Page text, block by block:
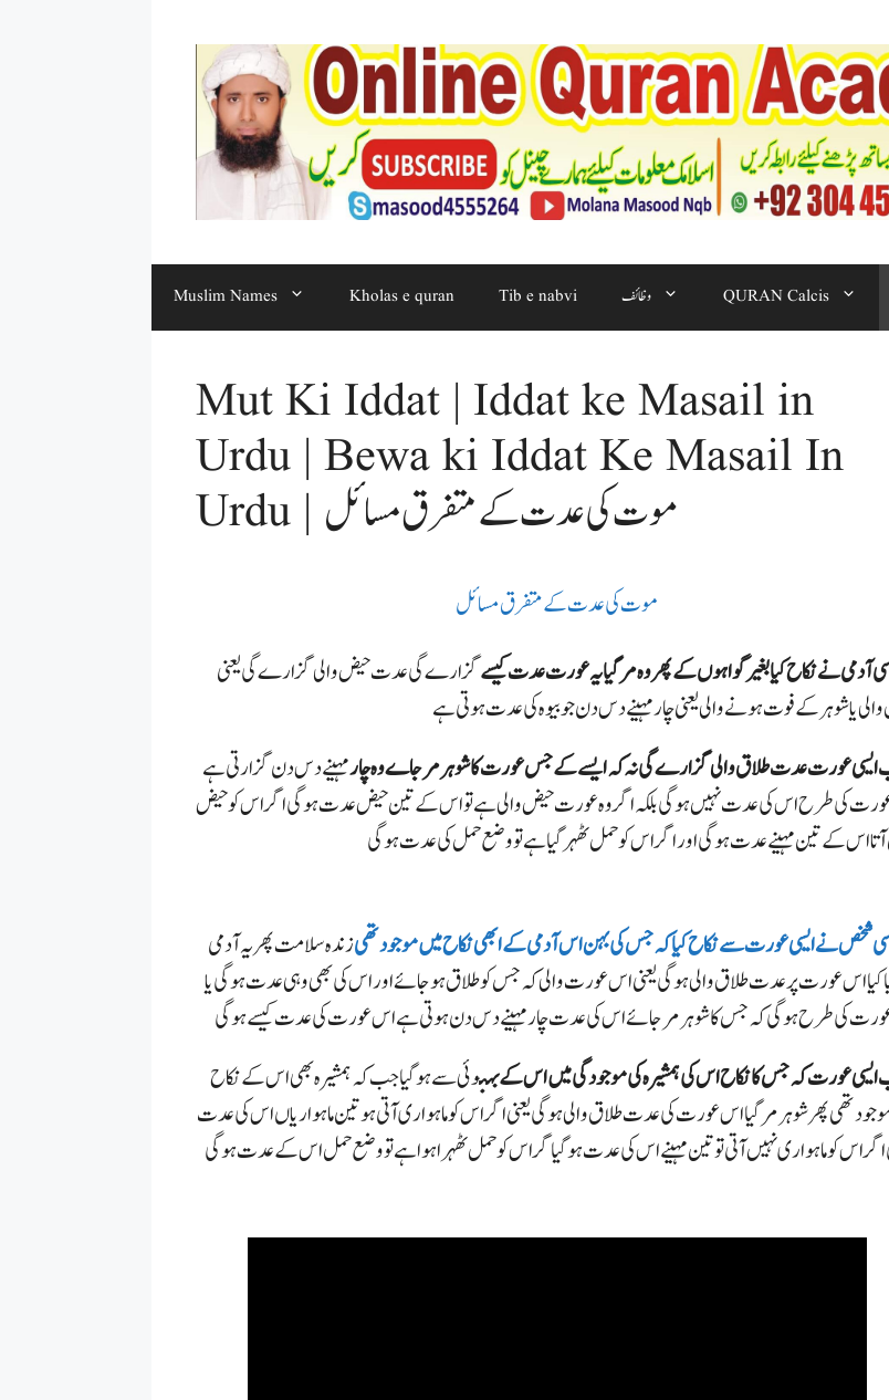
Muslim Names Kholas e quran Tib e nabvi وظائف QURAN Calcis
Mut Ki Iddat | Iddat ke Masail in
Urdu | Bewa ki Iddat Ke Masail In
Urdu | موت کی عدت کے متفرق مسائل
موت کی عدت کے متفرق مسائل
آدمی نے نکاح کیا بغیر گواہوں کے پھر وہ مر گیا یہ عورت عدت کیسےگزارے گی عدت حیض والی گزارے گی یعنی
یا شوہر کے فوت ہونے والی یعنی چار مہینے دس دن جو بیوہ کی عدت ہوتی ہے
عورت عدت طلاق والی گزارے گی نہ کہ ایسے کے جس عورت کا شوہر مر جاے وہ چارمہینے دس دن گزارتی ہے
کی طرح اس کی عدت نہیں ہوگی بلکہ اگر وہ عورت حیض والی ہے تو اس کے تین حیض عدت ہوگی اگر اس کو حیض
اس کے تین مہینےعدت ہوگی اور اگر اس کو حمل ٹھہر گیا ہے تو وضع حمل کی عدت ہوگی
شخص نے ایسی عورت سے نکاح کیا کہ جس کی بہن اس آدمی کے ابھی نکاح میں موجود تھیزندہ سلامت پھر یہ آدمی
کیا اس عورت پر عدت طلاق والی ہوگی یعنی اس عورت والی کہ جس کو طلاق ہو جائے اور اس کی بھی وہی عدت ہو گی یا
کی طرح ہوگی کہ جس کا شوہر مر جائے اس کی عدت چار مہینے دس دن ہوتی ہے اس عورت کی عدت کیسے ہوگی
عورت کہ جس کا نکاح اس کی ہمشیرہ کی موجودگی میں اس کے بہنوئی سے ہو گیا جب کہ ہمشیرہ بھی اس کے نکاح
تھی پھر شوہر مر گیا اس عورت کی عدت طلاق والی ہوگی یعنی اگر اس کو ماہواری آتی ہو تین ماہواریاں اس کی عدت
اس کو ماہواری نہیں آتی تو تین مہینے اس کی عدت ہوگیاگر اس کو حمل ٹھہرا ہوا ہے تو وضع حمل اس کے عدت ہوگی